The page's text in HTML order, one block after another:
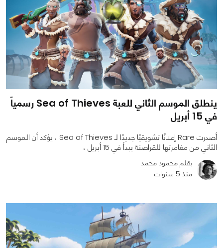
ينطلق الموسم الثاني للعبة Sea of Thieves رسمياً
في 15 أبريل
أصدرت Rare إعلانًا تشويقيًا جديدًا لـ Sea of ​​Thieves ، يؤكد أن الموسم
الثاني من مغامرتها للقراصنة يبدأ في 15 أبريل ،
بقلم محمود محمد
منذ 5 سنوات